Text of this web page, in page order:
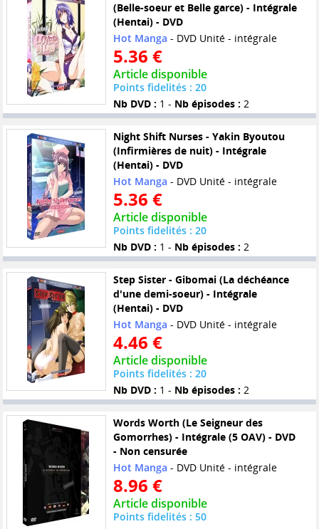
(Belle-soeur et Belle garce) - Intégrale
(Hentai) - DVD
Hot Manga - DVD Unité - intégrale
5.36 €
Article disponible
Points fidelités : 20
Nb DVD : 1 - Nb épisodes : 2
Night Shift Nurses - Yakin Byoutou
(Infirmières de nuit) - Intégrale
(Hentai) - DVD
Hot Manga - DVD Unité - intégrale
5.36 €
Article disponible
Points fidelités : 20
Nb DVD : 1 - Nb épisodes : 2
Step Sister - Gibomai (La déchéance
d'une demi-soeur) - Intégrale
(Hentai) - DVD
Hot Manga - DVD Unité - intégrale
4.46 €
Article disponible
Points fidelités : 20
Nb DVD : 1 - Nb épisodes : 2
Words Worth (Le Seigneur des
Gomorrhes) - Intégrale (5 OAV) - DVD
- Non censurée
Hot Manga - DVD Unité - intégrale
8.96 €
Article disponible
Points fidelités : 50